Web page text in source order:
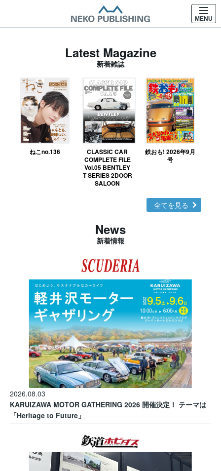
MENU
Latest Magazine
新着雑誌
ねこno.136
CLASSIC CAR
COMPLETE FILE
Vol.05 BENTLEY
T SERIES 2DOOR
SALOON
鉄おも! 2026年9月
号
全てを見る
News
新着情報
2026.08.03
KARUIZAWA MOTOR GATHERING 2026 開催決定！ テーマは
「Heritage to Future」